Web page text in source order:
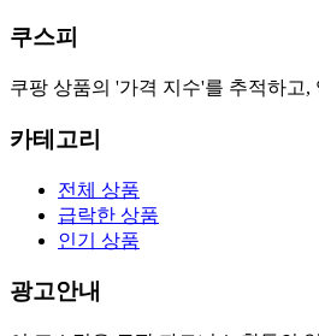
쿠스피
쿠팡 상품의 '가격 지수'를 추적하고
카테고리
전체 상품
급락한 상품
인기 상품
광고안내